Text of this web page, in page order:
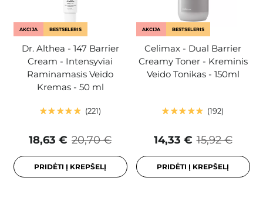
AKCIJA BESTSELERIS
Dr. Althea - 147 Barrier
Cream - Intensyviai
Raminamasis Veido
Kremas - 50 ml
221
20,70 €
18,63 €
PRIDĖTI Į KREPŠELĮ
AKCIJA BESTSELERIS
Celimax - Dual Barrier
Creamy Toner - Kreminis
Veido Tonikas - 150ml
192
15,92 €
14,33 €
PRIDĖTI Į KREPŠELĮ